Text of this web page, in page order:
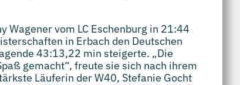
Wagener vom LC Eschenburg in 21:44
in Erbach den Deutschen
43:13,22 min steigerte. „Die
gemacht“, freute sie sich nach ihrem
Läuferin der W40, Stefanie Gocht